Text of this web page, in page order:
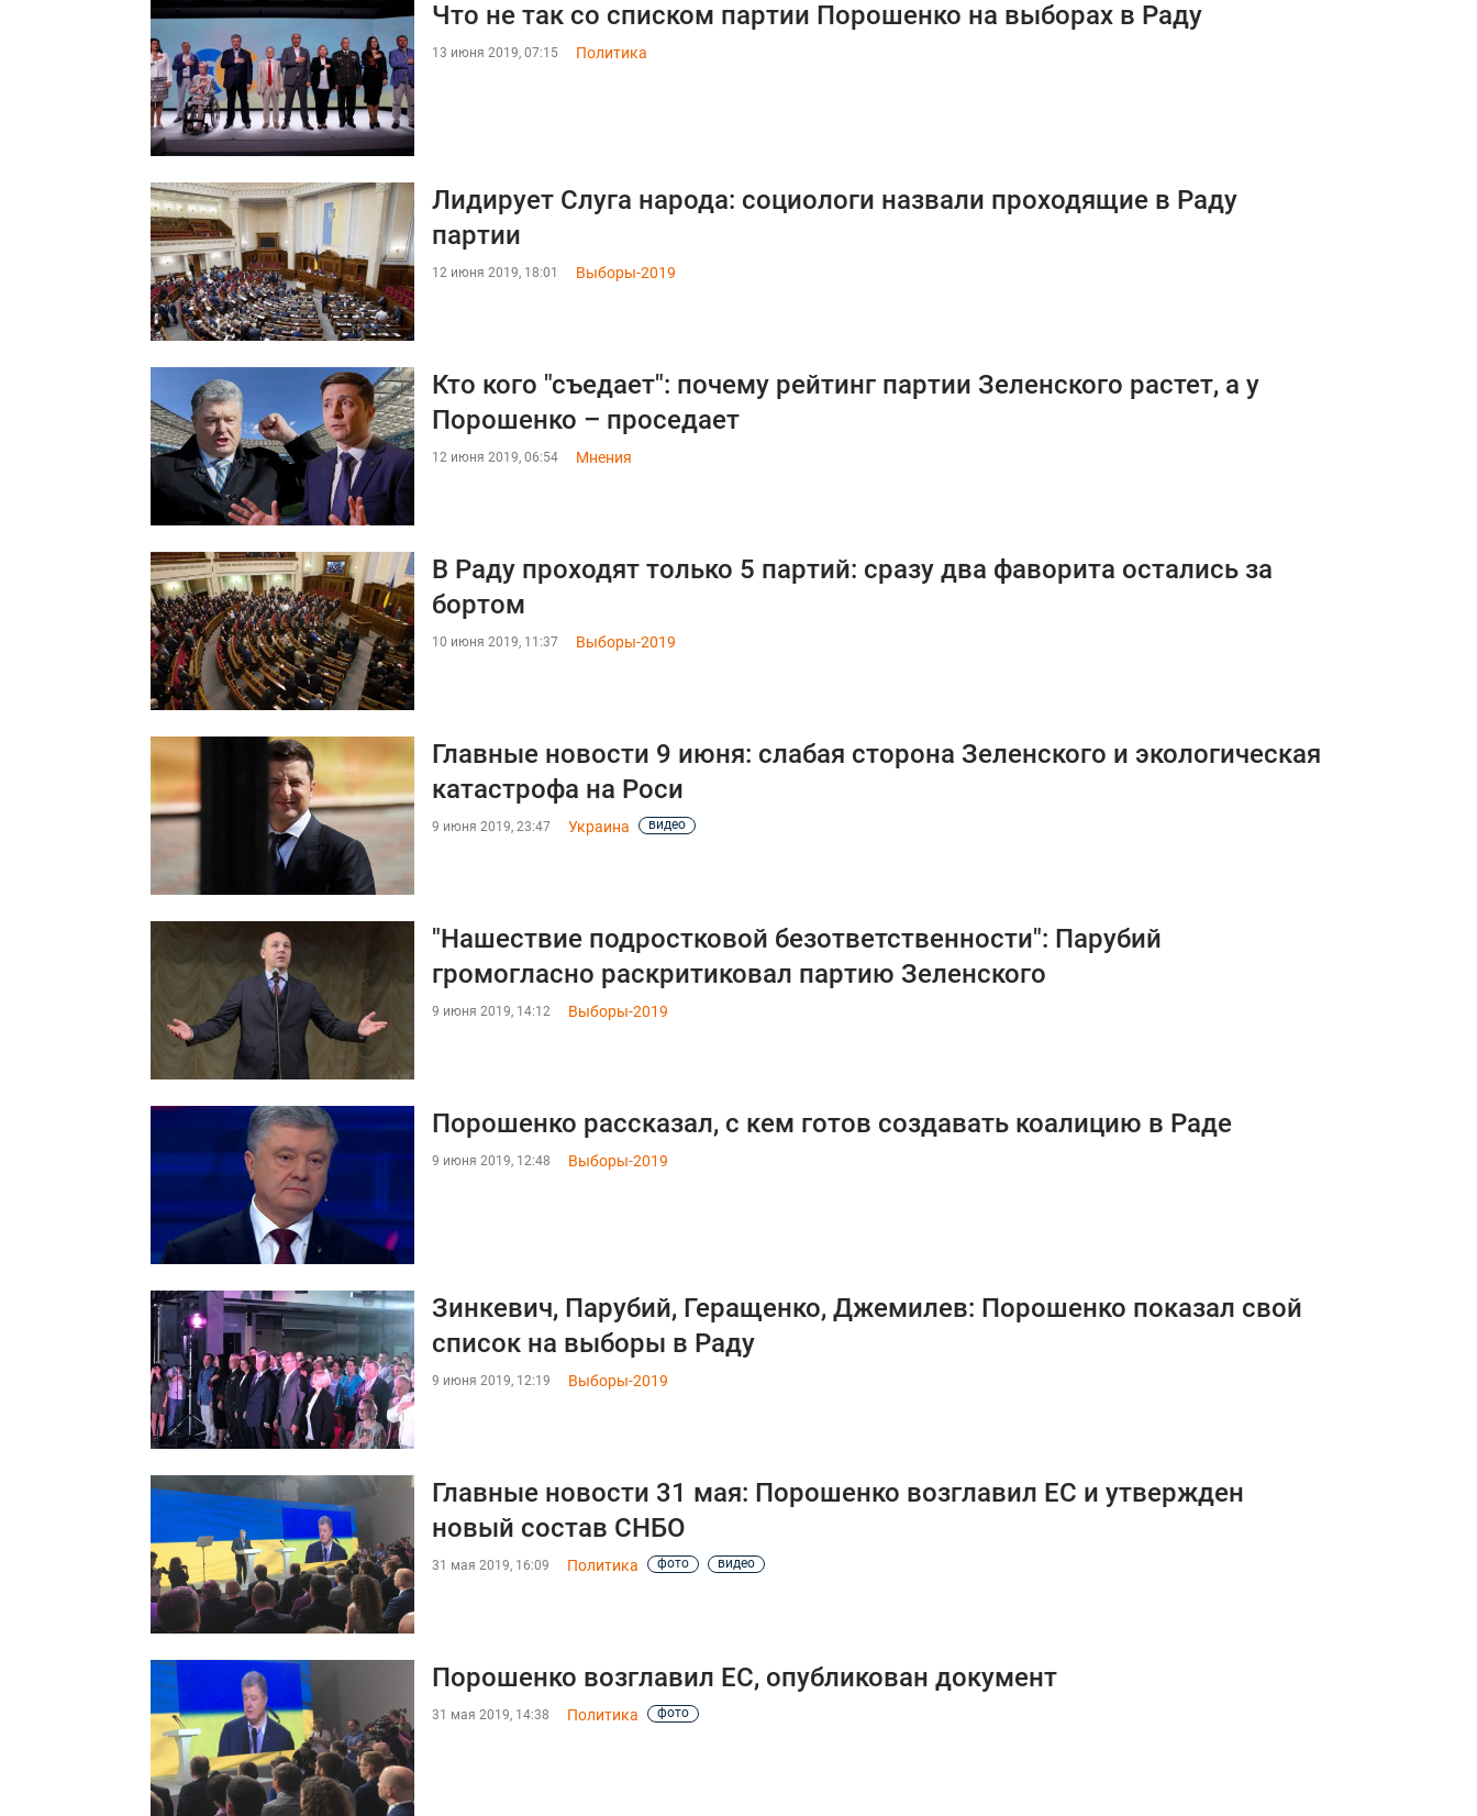
Что не так со списком партии Порошенко на выборах в Раду
13 июня 2019, 07:15 Политика
Лидирует Слуга народа: социологи назвали проходящие в Раду
партии
12 июня 2019, 18:01 Выборы-2019
Кто кого "съедает": почему рейтинг партии Зеленского растет, а у
Порошенко – проседает
12 июня 2019, 06:54 Мнения
В Раду проходят только 5 партий: сразу два фаворита остались за
бортом
10 июня 2019, 11:37 Выборы-2019
Главные новости 9 июня: слабая сторона Зеленского и экологическая
катастрофа на Роси
9 июня 2019, 23:47 Украина видео
"Нашествие подростковой безответственности": Парубий
громогласно раскритиковал партию Зеленского
9 июня 2019, 14:12 Выборы-2019
Порошенко рассказал, с кем готов создавать коалицию в Раде
9 июня 2019, 12:48 Выборы-2019
Зинкевич, Парубий, Геращенко, Джемилев: Порошенко показал свой
список на выборы в Раду
9 июня 2019, 12:19 Выборы-2019
Главные новости 31 мая: Порошенко возглавил ЕС и утвержден
новый состав СНБО
31 мая 2019, 16:09 Политика фото видео
Порошенко возглавил ЕС, опубликован документ
31 мая 2019, 14:38 Политика фото